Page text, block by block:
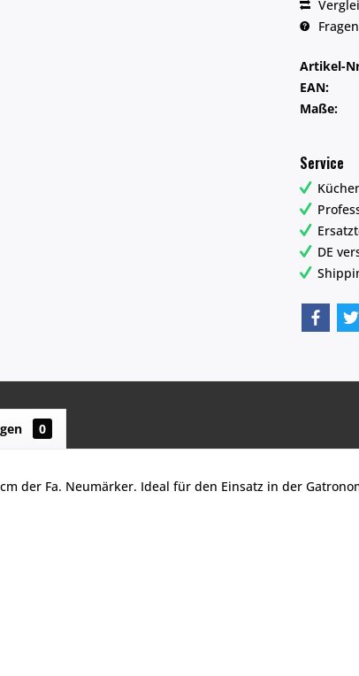
Artikel-
EAN:
Maße:
Service
DE
0
der Fa. Neumärker. Ideal für den Einsatz in der